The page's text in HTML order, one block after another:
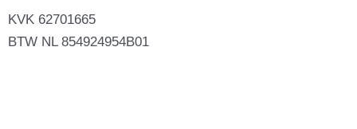
KVK 62701665
BTW NL 854924954B01